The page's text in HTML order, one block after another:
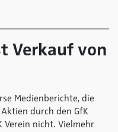
Verkauf von
Medienberichte, die
durch den GfK
Verein nicht. Vielmehr